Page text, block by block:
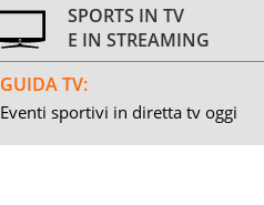
SPORTS IN TV
E IN STREAMING
GUIDA TV:
Eventi sportivi in diretta tv oggi